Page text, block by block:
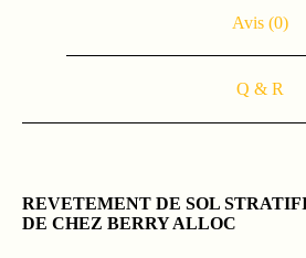
Avis (0)
Q & R
REVETEMENT DE SOL
DE CHEZ BERRY ALLOC